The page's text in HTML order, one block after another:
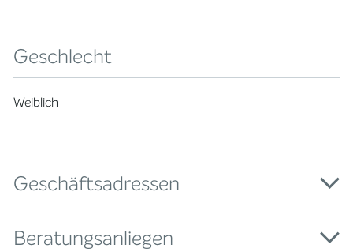
Geschlecht
Weiblich
Geschäftsadressen
Beratungsanliegen